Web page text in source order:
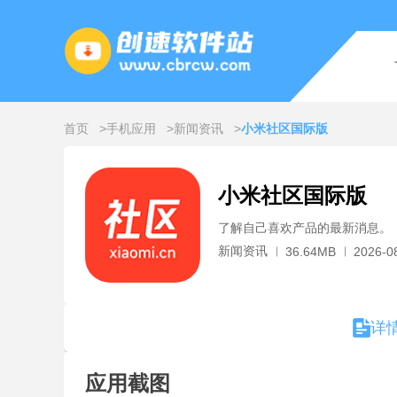
首页 手机应用 新闻资讯 小米社区国际版
小米社区国际版
了解自己喜欢产品的最新消息。
新闻资讯
36.64MB 2026-
详
应用截图